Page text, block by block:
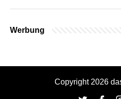
Werbung
Copyright 2026